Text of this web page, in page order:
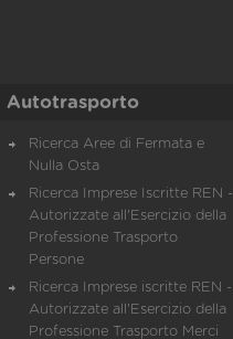
Autotrasporto
Ricerca Aree di Fermata e
Nulla Osta
Ricerca Imprese Iscritte REN -
Autorizzate all'Esercizio della
Professione Trasporto
Persone
Ricerca Imprese iscritte REN -
Autorizzate all'Esercizio della
Professione Trasporto Merci